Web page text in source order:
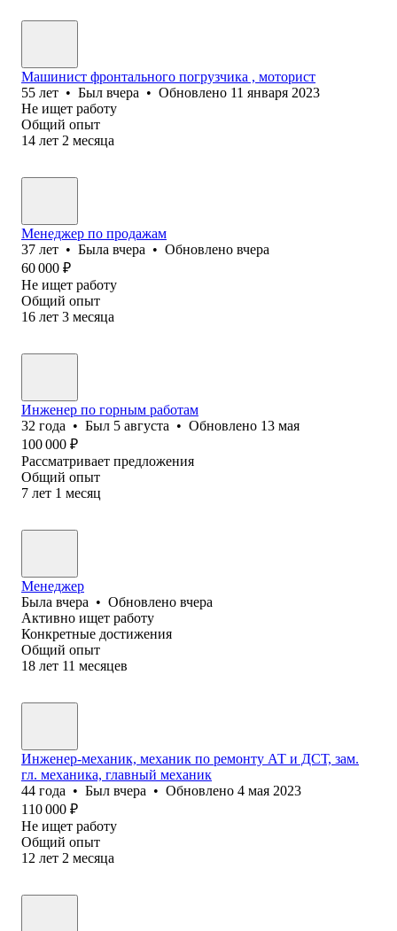
Машинист фронтального погрузчика , моторист
55 лет • Был вчера • Обновлено 11 января 2023
Не ищет работу
Общий опыт
14 лет 2 месяца
Менеджер по продажам
37 лет • Была вчера • Обновлено вчера
60 000 ₽
Не ищет работу
Общий опыт
16 лет 3 месяца
Инженер по горным работам
32 года • Был 5 августа • Обновлено 13 мая
100 000 ₽
Рассматривает предложения
Общий опыт
7 лет 1 месяц
Менеджер
Была вчера • Обновлено вчера
Активно ищет работу
Конкретные достижения
Общий опыт
18 лет 11 месяцев
Инженер-механик, механик по ремонту АТ и ДСТ, зам.
гл. механика, главный механик
44 года • Был вчера • Обновлено 4 мая 2023
110 000 ₽
Не ищет работу
Общий опыт
12 лет 2 месяца